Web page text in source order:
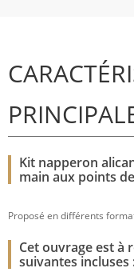
Kit napperon
main aux points
Proposé en différents
Cet ouvrage est à
suivantes incluses